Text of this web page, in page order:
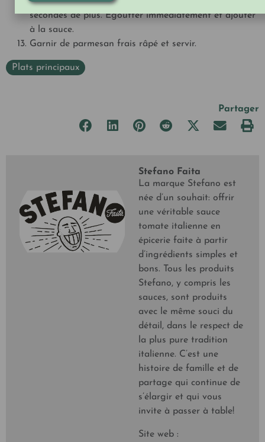
secondes de plus. Égoutter immédiatement et ajouter
à la sauce.
Garnir de parmesan frais râpé et servir.
Plats principaux
Partager
Stefano Faita
La marque Stefano est
née d’un souhait: offrir
une véritable sauce
tomate italienne en
épicerie faite à partir
d’ingrédients simples et
bons. Tous les produits
Stefano, y compris les
sauces, sont produits
avec le même souci du
détail, dans le respect de
la plus pure tradition
italienne. C’est une
histoire de famille et de
partage qui continue de
s’élargir et qui vous
invite à passer à table!
Site web :